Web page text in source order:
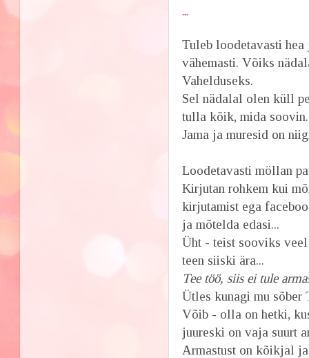
...
Tuleb loodetavasti
vähemasti. Võiks
Vahelduseks.
Sel nädalal olen küll
tulla kõik, mida soovin.
Jama ja muresid on
Loodetavasti möllan
Kirjutan rohkem kui
kirjutamist ega
ja mõtelda edasi...
Üht - teist sooviks veel
teen siiski ära...
Tee töö, siis ei tule
Ütles kunagi mu sõber
Võib - olla on hetki,
juureski on vaja suurt
Armastust on kõikjal